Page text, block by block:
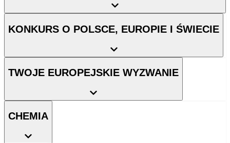
KONKURS O POLSCE, EUROPIE I ŚWIECIE
TWOJE EUROPEJSKIE WYZWANIE
CHEMIA